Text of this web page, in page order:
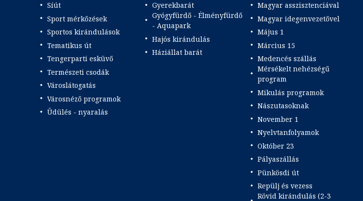
Síút
Sport mérkőzések
Sportos kirándulások
Tematikus út
Tengerparti esküvő
Természeti csodák
Városlátogatás
Városnéző programok
Üdülés - nyaralás
Gyerekbarát
Gyógyfürdő - Élményfürdő
- Aquapark
Hajós kirándulás
Háziállat barát
Magyar asszisztenciával
Magyar idegenvezetővel
Május 1
Március 15
Medencés szállás
Mérsékelt nehézségű
program
Mikulás programok
Nászutasoknak
November 1
Nyelvtanfolyamok
Október 23
Pályaszállás
Pünkösdi út
Repülj és vezess
Rövid kirándulás (2-3